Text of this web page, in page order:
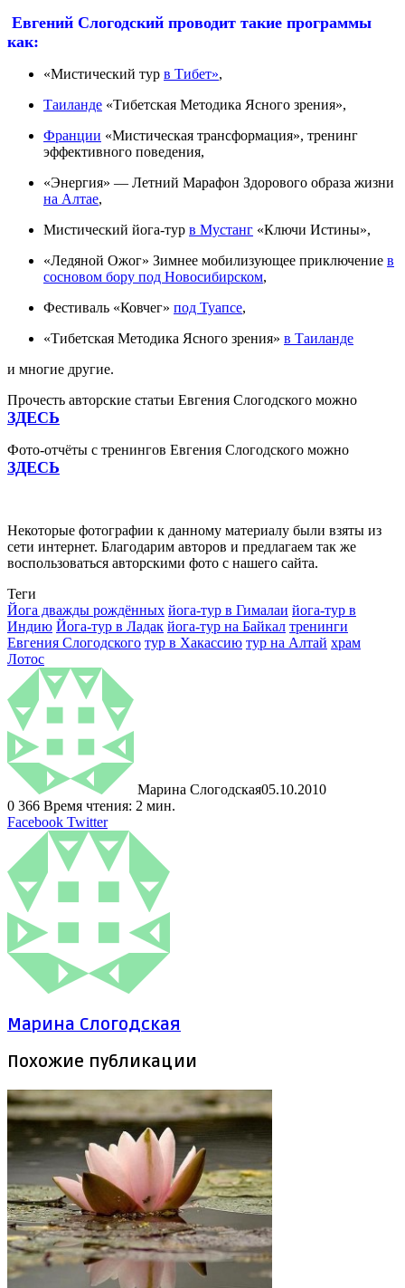
Евгений Слогодский проводит такие программы
как:
«Мистический тур в Тибет»,
Таиланде «Тибетская Методика Ясного зрения»,
Франции «Мистическая трансформация», тренинг
эффективного поведения,
«Энергия» — Летний Марафон Здорового образа жизни
на Алтае,
Мистический йога-тур в Мустанг «Ключи Истины»,
«Ледяной Ожог» Зимнее мобилизующее приключение в
сосновом бору под Новосибирском,
Фестиваль «Ковчег» под Туапсе,
«Тибетская Методика Ясного зрения» в Таиланде
и многие другие.
Прочесть авторские статьи Евгения Слогодского можно
ЗДЕСЬ
Фото-отчёты с тренингов Евгения Слогодского можно
ЗДЕСЬ
Некоторые фотографии к данному материалу были взяты из
сети интернет. Благодарим авторов и предлагаем так же
воспользоваться авторскими фото с нашего сайта.
Теги
Йога дважды рождённых йога-тур в Гималаи йога-тур в
Индию Йога-тур в Ладак йога-тур на Байкал тренинги
Евгения Слогодского тур в Хакассию тур на Алтай храм
Лотос
Марина Слогодская05.10.2010
0 366 Время чтения: 2 мин.
Facebook TwitterLinkedIn
Tumblr
Pinterest
Reddit
ВКонтакте
Поделиться
через
электронную
почту
Печатать
Марина Слогодская
Похожие публикации